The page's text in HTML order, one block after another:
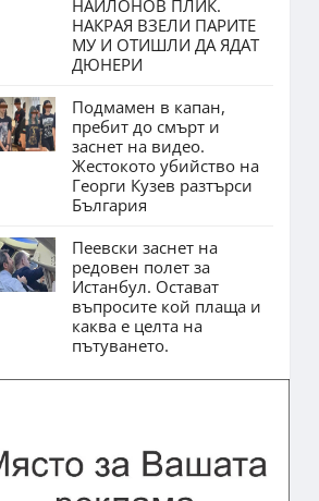
НАЙЛОНОВ ПЛИК.
НАКРАЯ ВЗЕЛИ ПАРИТЕ
МУ И ОТИШЛИ ДА ЯДАТ
ДЮНЕРИ
Подмамен в капан,
пребит до смърт и
заснет на видео.
Жестокото убийство на
Георги Кузев разтърси
България
Пеевски заснет на
редовен полет за
Истанбул. Остават
въпросите кой плаща и
каква е целта на
пътуването.